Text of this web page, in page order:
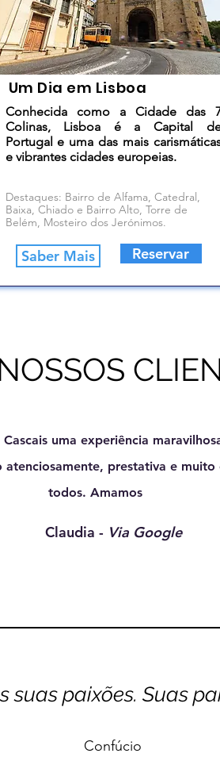
Um Dia em Lisboa
Conhecida como a Cidade das
Colinas, Lisboa é a Capital
Portugal e uma das mais
e vibrantes cidades europeias.
Destaques: Bairro de Alfama, Catedral,
Baixa, Chiado e Bairro Alto, Torre de
Belém, Mosteiro dos Jerónimos.
Saber Mais Reservar
uma experiência
prestativa e muito
todos. Amamos
Claudia - Via Google
suas paixões. Suas
Confúcio